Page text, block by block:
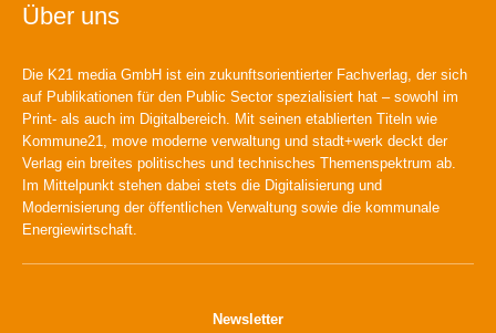
Über uns
Die K21 media GmbH ist ein zukunftsorientierter Fachverlag, der sich
auf Publikationen für den Public Sector spezialisiert hat – sowohl im
Print- als auch im Digitalbereich. Mit seinen etablierten Titeln wie
Kommune21, move moderne verwaltung und stadt+werk deckt der
Verlag ein breites politisches und technisches Themenspektrum ab.
Im Mittelpunkt stehen dabei stets die Digitalisierung und
Modernisierung der öffentlichen Verwaltung sowie die kommunale
Energiewirtschaft.
Newsletter